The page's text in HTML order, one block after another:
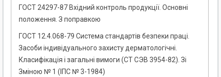
ГОСТ 24297-87 Вхідний контроль продукції. Основні
положення. З поправкою
ГОСТ 12.4.068-79 Система стандартів безпеки праці.
Засоби індивідуального захисту дерматологічні.
Класифікація і загальні вимоги (СТ СЭВ 3954-82). Зі
Зміною № 1 (ІПС № 3-1984)